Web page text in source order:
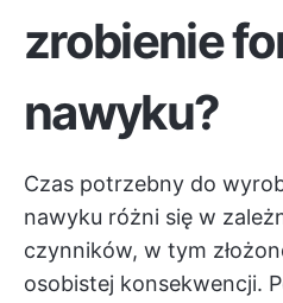
zrobienie
nawyku?
Czas potrzebny do
nawyku różni się w
czynników, w tym
osobistej konsekwencji.